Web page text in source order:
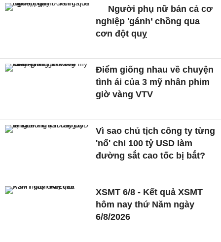
Người phụ nữ bán cả cơ
nghiệp 'gánh’ chồng qua
cơn đột quỵ
Điểm giống nhau về chuyện
tình ái của 3 mỹ nhân phim
giờ vàng VTV
Vì sao chủ tịch công ty từng
'nổ' chi 100 tỷ USD làm
đường sắt cao tốc bị bắt?
XSMT 6/8 - Kết quả XSMT
hôm nay thứ Năm ngày
6/8/2026